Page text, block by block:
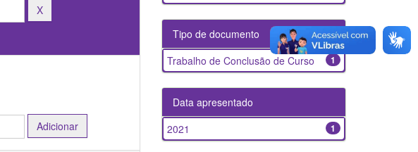
Tipo de documento
1
Trabalho de Conclusão de Curso
Data apresentado
1
2021